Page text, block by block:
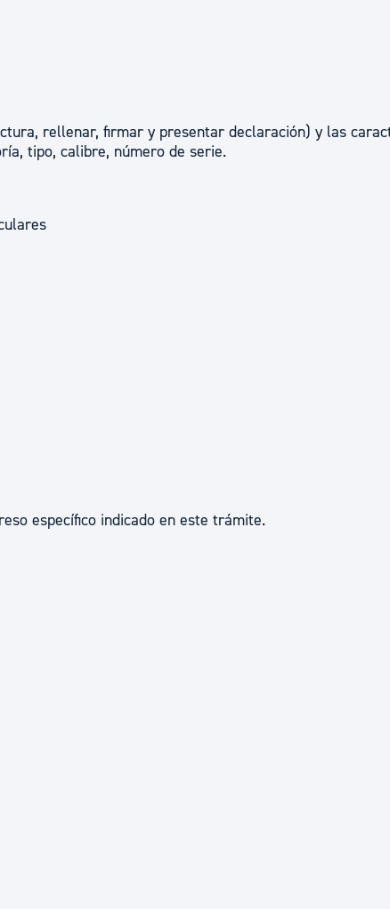
rellenar, firmar y presentar declaración) y las
tipo, calibre, número de serie.
específico indicado en este trámite.